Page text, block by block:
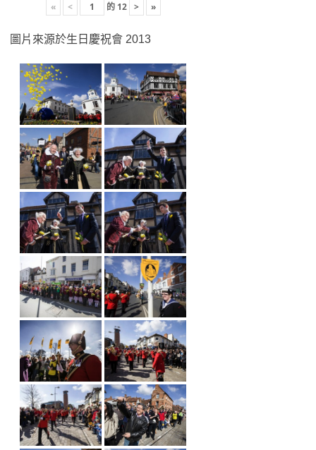
« < 的 12 > »
圖片來源於生日慶祝會 2013